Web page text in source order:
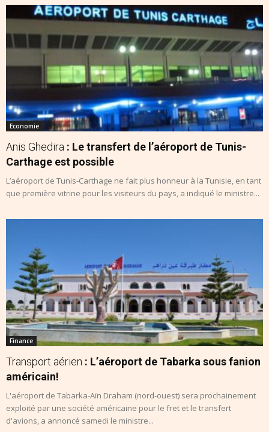
Economie
Anis Ghedira : Le transfert de l’aéroport de Tunis-
Carthage est possible
L’aéroport de Tunis-Carthage ne fait plus honneur à la Tunisie, en tant
que première vitrine pour les visiteurs du pays, a indiqué le ministre...
Finance
Transport aérien : L’aéroport de Tabarka sous fanion
américain!
L'aéroport de Tabarka-Aïn Draham (nord-ouest) sera prochainement
exploité par une société américaine pour le fret et le transfert
d'avions, a annoncé samedi le ministre...